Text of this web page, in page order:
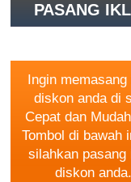
PASANG
Ingin memasang
diskon anda di
Cepat dan
Tombol di bawah
silahkan pasang
diskon anda.